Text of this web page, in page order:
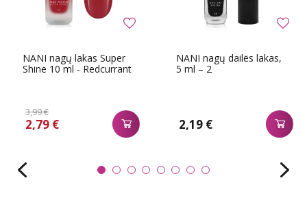
NANI nagų lakas Super
Shine 10 ml - Redcurrant
3,99 €
2,79 €
NANI nagų dailës lakas,
5 ml – 2
2,19 €